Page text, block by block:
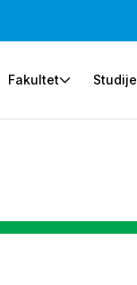
Fakultet Studije